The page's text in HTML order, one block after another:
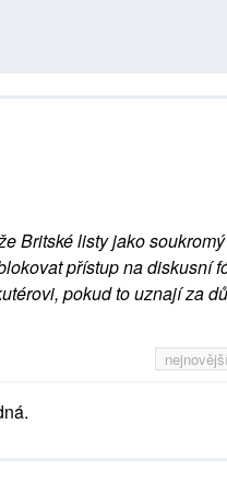
Britské listy jako
přístup na diskusní
pokud to uznají za